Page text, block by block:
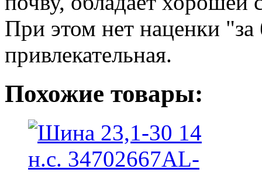
При этом нет наценки "за
привлекательная.
Похожие товары: